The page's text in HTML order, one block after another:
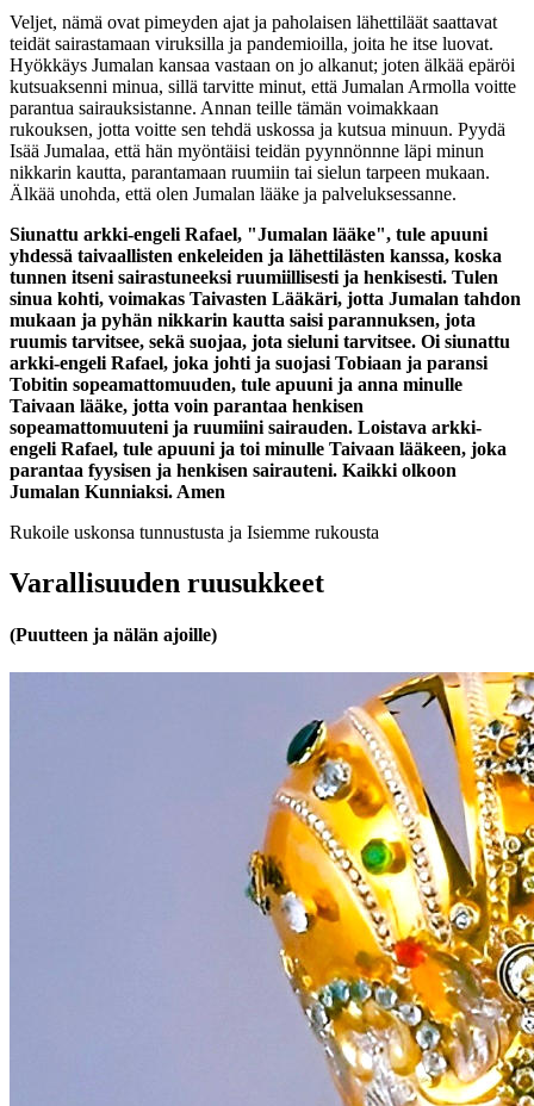
Veljet, nämä ovat pimeyden ajat ja paholaisen lähettiläät saattavat
teidät sairastamaan viruksilla ja pandemioilla, joita he itse luovat.
Hyökkäys Jumalan kansaa vastaan on jo alkanut; joten älkää epäröi
kutsuaksenni minua, sillä tarvitte minut, että Jumalan Armolla voitte
parantua sairauksistanne. Annan teille tämän voimakkaan
rukouksen, jotta voitte sen tehdä uskossa ja kutsua minuun. Pyydä
Isää Jumalaa, että hän myöntäisi teidän pyynnönnne läpi minun
nikkarin kautta, parantamaan ruumiin tai sielun tarpeen mukaan.
Älkää unohda, että olen Jumalan lääke ja palveluksessanne.
Siunattu arkki-engeli Rafael, "Jumalan lääke", tule apuuni
yhdessä taivaallisten enkeleiden ja lähettilästen kanssa, koska
tunnen itseni sairastuneeksi ruumiillisesti ja henkisesti. Tulen
sinua kohti, voimakas Taivasten Lääkäri, jotta Jumalan tahdon
mukaan ja pyhän nikkarin kautta saisi parannuksen, jota
ruumis tarvitsee, sekä suojaa, jota sieluni tarvitsee. Oi siunattu
arkki-engeli Rafael, joka johti ja suojasi Tobiaan ja paransi
Tobitin sopeamattomuuden, tule apuuni ja anna minulle
Taivaan lääke, jotta voin parantaa henkisen
sopeamattomuuteni ja ruumiini sairauden. Loistava arkki-
engeli Rafael, tule apuuni ja toi minulle Taivaan lääkeen, joka
parantaa fyysisen ja henkisen sairauteni. Kaikki olkoon
Jumalan Kunniaksi. Amen
Rukoile uskonsa tunnustusta ja Isiemme rukousta
Varallisuuden ruusukkeet
(Puutteen ja nälän ajoille)